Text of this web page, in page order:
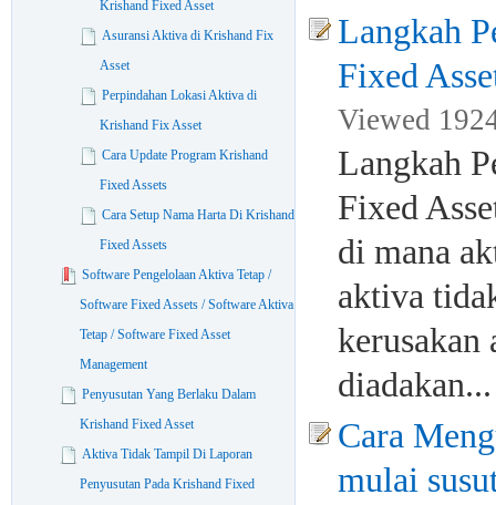
Krishand Fixed Asset
Asuransi Aktiva di Krishand Fix
Asset
Perpindahan Lokasi Aktiva di
Krishand Fix Asset
Cara Update Program Krishand
Fixed Assets
Cara Setup Nama Harta Di Krishand
Fixed Assets
Software Pengelolaan Aktiva Tetap /
Software Fixed Assets / Software Aktiva
Tetap / Software Fixed Asset
Management
Penyusutan Yang Berlaku Dalam
Krishand Fixed Asset
Aktiva Tidak Tampil Di Laporan
Penyusutan Pada Krishand Fixed
Langkah
Fixed
Viewed
Langkah
Fixed
di mana
aktiva
kerusakan
Cara
mulai